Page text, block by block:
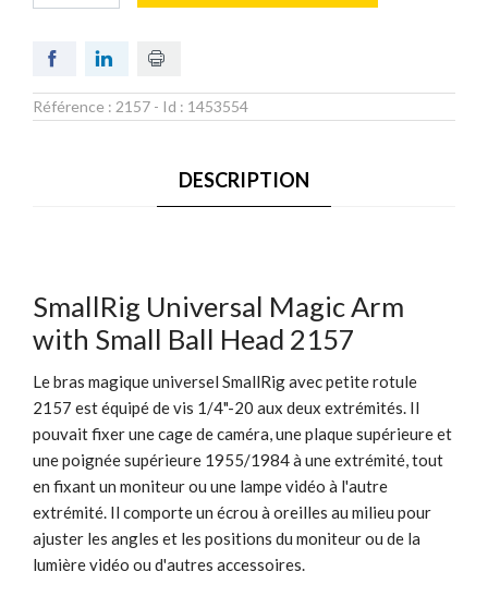
Référence : 2157 - Id : 1453554
DESCRIPTION
SmallRig Universal Magic Arm
with Small Ball Head 2157
Le bras magique universel SmallRig avec petite rotule
2157 est équipé de vis 1/4"-20 aux deux extrémités. Il
pouvait fixer une cage de caméra, une plaque supérieure et
une poignée supérieure 1955/1984 à une extrémité, tout
en fixant un moniteur ou une lampe vidéo à l'autre
extrémité. Il comporte un écrou à oreilles au milieu pour
ajuster les angles et les positions du moniteur ou de la
lumière vidéo ou d'autres accessoires.